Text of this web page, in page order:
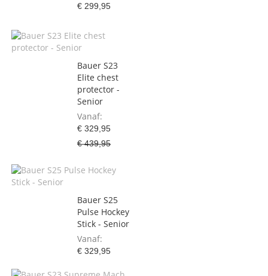
€ 299,95
Bauer S23
Elite chest
protector -
Senior
Vanaf
€ 329,95
€ 439,95
Bauer S25
Pulse Hockey
Stick - Senior
Vanaf
€ 329,95